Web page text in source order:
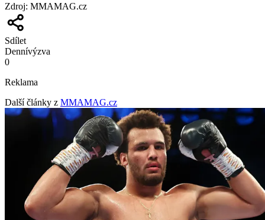
Zdroj: MMAMAG.cz
Sdílet
Dennívýzva
0
Reklama
Další články z MMAMAG.cz